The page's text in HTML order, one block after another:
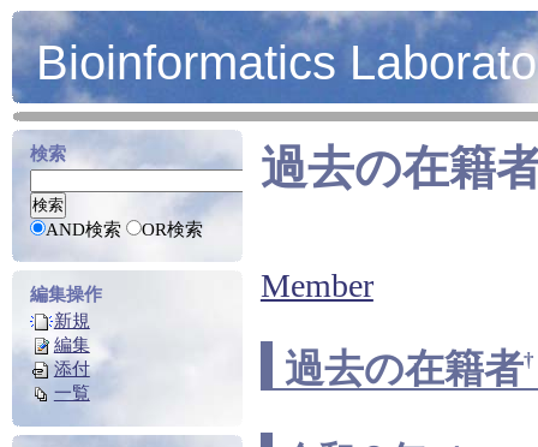
Bioinformatics
過去の在籍
Member
過去の在籍者†
検索
AND検索 OR検索
編集操作
新規
編集
添付
一覧